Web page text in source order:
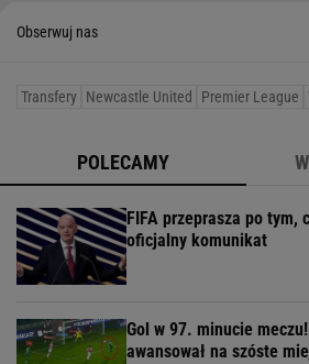
Obserwuj nas
Transfery Newcastle United Premier League
POLECAMY
FIFA przeprasza po tym,
oficjalny komunikat
Gol w 97. minucie
awansował na szóste